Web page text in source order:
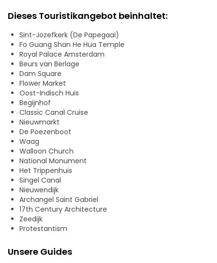
De Begijnhof. Während der Tour werden wir auch die
Architektur des Goldenen Zeitalters der Niederlande
kennenlernen, die sich in der charakteristischen Bauweise
der Häuser widerspiegelt. Wir werden eine der belebtesten
Gegenden der Stadt sehen, da sich hier die Geschäfts-
und Touristenstraßen befinden. Wir werden verschiedene
Epochen durchlaufen und die Denkmäler bewundern, die
aus diesen Epochen erhalten geblieben sind.
Sie werden Amsterdam von seiner spirituellen Seite aus
betrachten können, etwas über seine Leiden erfahren und
einige Geschichten entdecken, die es zu einem der
wichtigsten Häfen der Welt gemacht haben.
Wir werden unter anderem folgende Viertel, Plätze und
Denkmäler besichtigen:
Hotel IBIS
Nieuwendijk
Prins Hendrikkade
Oude Hoogstraat
Singel
Zeedijk
Nieuwmarkt
Dam-Platz
Die Tour ist nicht geeignet für Kinder unter 12 Jahren.
Dieses Touristikangebot beinhaltet:
Sint-Jozefkerk (De Papegaai)
Fo Guang Shan He Hua Temple
Royal Palace Amsterdam
Beurs van Berlage
Dam Square
Flower Market
Oost-Indisch Huis
Begijnhof
Classic Canal Cruise
Nieuwmarkt
De Poezenboot
Waag
Walloon Church
National Monument
Het Trippenhuis
Singel Canal
Nieuwendijk
Archangel Saint Gabriel
17th Century Architecture
Zeedijk
Protestantism
Unsere Guides